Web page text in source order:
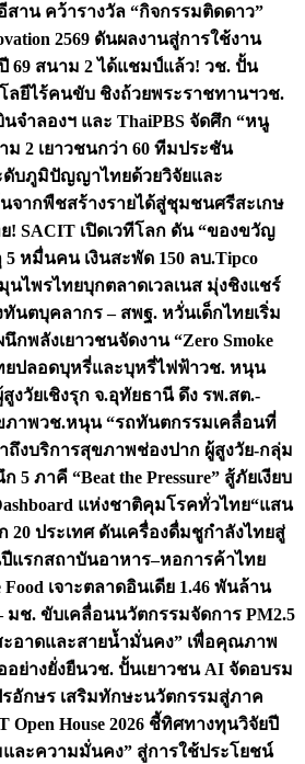
าน คว้ารางวัล “กิจกรรมติดดาว”
2569 ดันผลงานสู่การใช้งาน
69 สนาม 2 ได้แชมป์แล้ว! วช. ปั้น
ลยีไร้คนขับ ชิงถ้วยพระราชทานฯวช.
จำลองฯ และ ThaiPBS จัดศึก “หนู
ม 2 เยาวชนกว่า 60 ทีมประชัน
ดับภูมิปัญญาไทยด้วยวิจัยและ
จากพืชสร้างรายได้สู่ชุมชนศรีสะเกษ
SACIT เปิดเวทีโลก ดัน “ของขวัญ
หมื่นคน เงินสะพัด 150 ลบ.Tipco
นไพรไทยบุกตลาดเวลเนส มุ่งชิงแชร์
ทันตบุคลากร – สพฐ. หวั่นเด็กไทยเริ่ม
กพลังเยาวชนจัดงาน “Zero Smoke
ยปลอดบุหรี่และบุหรี่ไฟฟ้าวช. หนุน
งวัยเชิงรุก จ.อุทัยธานี ดึง รพ.สต.-
ภาพวช.หนุน “รถทันตกรรมเคลื่อนที่
ถึงบริการสุขภาพช่องปาก ผู้สูงวัย-กลุ่ม
5 ภาคี “Beat the Pressure” สู้ภัยเงียบ
แห่งชาติคุมโรคทั่วไทย“แสน
20 ประเทศ ดันเครื่องดื่มชูกำลังไทยสู่
ปีแรกสถาบันอาหาร–หอการค้าไทย
เจาะตลาดอินเดีย 1.46 พันล้าน
มช. ขับเคลื่อนนวัตกรรมจัดการ PM2.5
อาดและสายน้ำมั่นคง” เพื่อคุณภาพ
ย่างยั่งยืนวช. ปั้นเยาวชน AI จัดอบรม
อักษร เสริมทักษะนวัตกรรมสู่ภาค
Open House 2026 ชี้ทิศทางทุนวิจัยปี
และความมั่นคง” สู่การใช้ประโยชน์